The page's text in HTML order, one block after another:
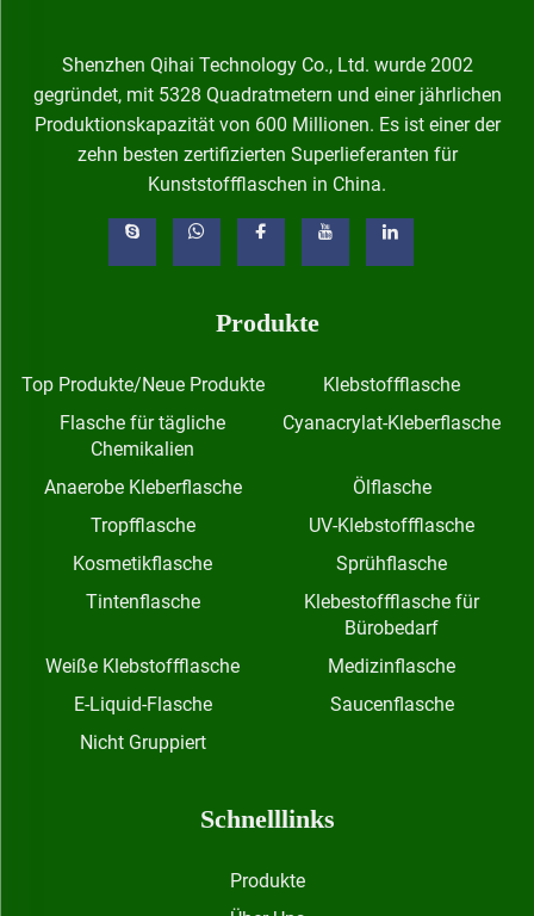
Shenzhen Qihai Technology Co., Ltd. wurde 2002
gegründet, mit 5328 Quadratmetern und einer jährlichen
Produktionskapazität von 600 Millionen. Es ist einer der
zehn besten zertifizierten Superlieferanten für
Kunststoffflaschen in China.
Produkte
Top Produkte/Neue Produkte
Klebstoffflasche
Flasche für tägliche
Chemikalien
Cyanacrylat-Kleberflasche
Anaerobe Kleberflasche
Ölflasche
Tropfflasche
UV-Klebstoffflasche
Kosmetikflasche
Sprühflasche
Tintenflasche
Klebestoffflasche für
Bürobedarf
Weiße Klebstoffflasche
Medizinflasche
E-Liquid-Flasche
Saucenflasche
Nicht Gruppiert
Schnelllinks
Produkte